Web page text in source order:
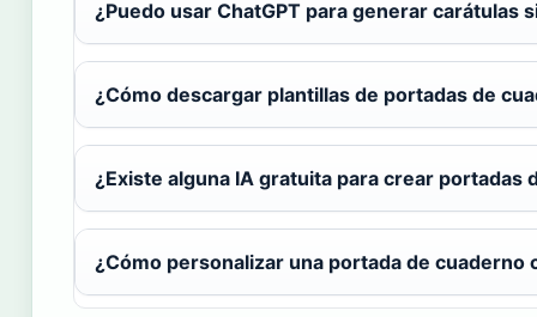
¿Puedo usar ChatGPT para generar carátulas
¿Cómo descargar plantillas de portadas de
¿Existe alguna IA gratuita para crear portadas
¿Cómo personalizar una portada de cuaderno